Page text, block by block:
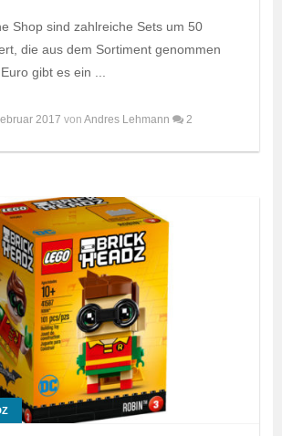
Shop sind zahlreiche Sets um 50
die aus dem Sortiment genommen
gibt es ein ...
2017 von Andres Lehmann 2